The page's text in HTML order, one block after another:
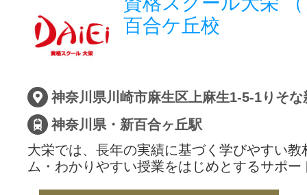
百合ケ丘校
神奈川県・新百合ヶ丘駅
大栄では、長年の実績に基づく学びやすい教
ム・わかりやすい授業をはじめとするサポ